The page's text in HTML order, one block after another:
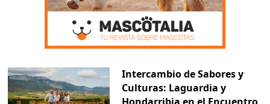
Intercambio de Sabores y
Culturas: Laguardia y